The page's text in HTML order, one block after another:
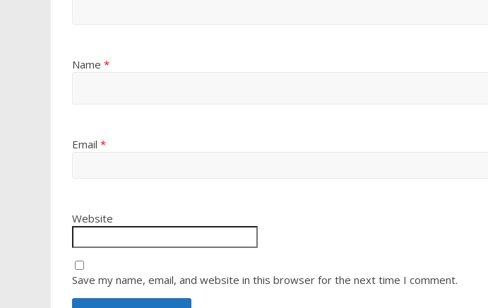
Name *
Email *
Website
Save my name, email, and website in this browser for the next time I comment.